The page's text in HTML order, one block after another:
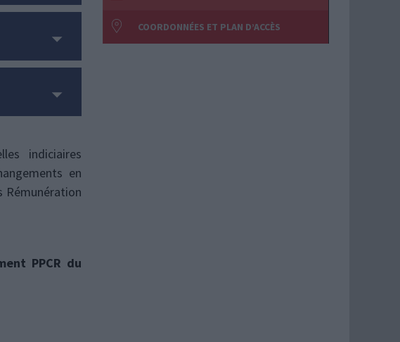
indiciaires
en
Rémunération
PPCR du
COORDONNÉES ET PLAN D’ACCÈS